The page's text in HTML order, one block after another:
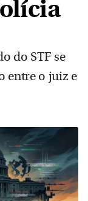
do STF se
entre o juiz e